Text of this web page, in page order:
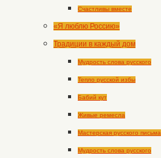
Счастливы вместе
«Я люблю Россию»
Традиции в каждый дом
Мудрость слова русского
Тепло русской избы
Бабий кут
Живые ремесла
Мастерская русского письма
Мудрость слова русского